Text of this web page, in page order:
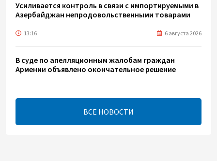
Усиливается контроль в связи с импортируемыми в
Азербайджан непродовольственными товарами
13:16 6 августа 2026
В суде по апелляционным жалобам граждан
Армении объявлено окончательное решение
Цены на азербайджанскую нефть изменились
разнонаправленно
ВСЕ НОВОСТИ